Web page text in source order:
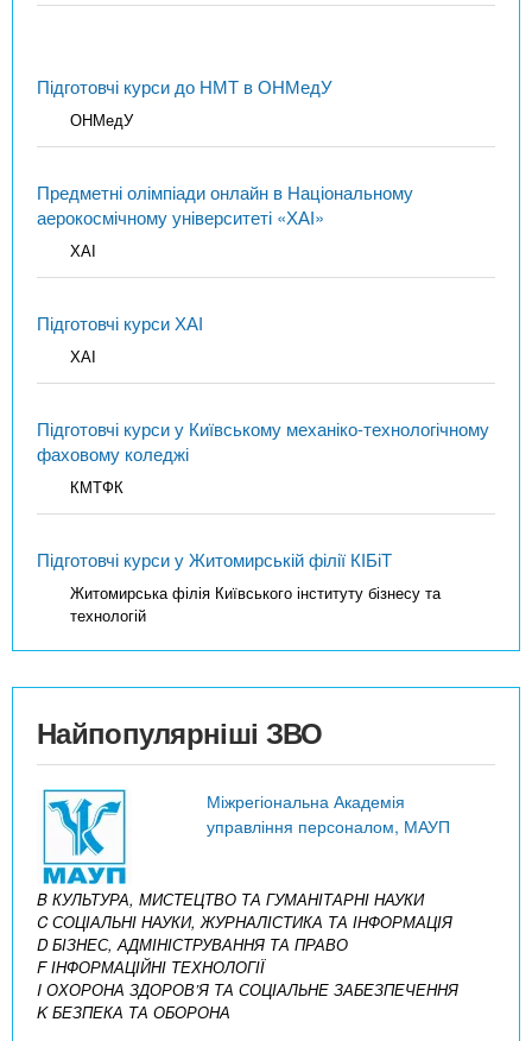
Підготовчі курси до НМТ в ОНМедУ
ОНМедУ
Предметні олімпіади онлайн в Національному
аерокосмічному університеті «ХАІ»
ХАІ
Підготовчі курси ХАІ
ХАІ
Підготовчі курси у Київському механіко-технологічному
фаховому коледжі
КМТФК
Підготовчі курси у Житомирській філії КІБіТ
Житомирська філія Київського інституту бізнесу та
технологій
Найпопулярніші ЗВО
Міжрегіональна Академія
управління персоналом, МАУП
B КУЛЬТУРА, МИСТЕЦТВО ТА ГУМАНІТАРНІ НАУКИ
C СОЦІАЛЬНІ НАУКИ, ЖУРНАЛІСТИКА ТА ІНФОРМАЦІЯ
D БІЗНЕС, АДМІНІСТРУВАННЯ ТА ПРАВО
F ІНФОРМАЦІЙНІ ТЕХНОЛОГІЇ
I ОХОРОНА ЗДОРОВ’Я ТА СОЦІАЛЬНЕ ЗАБЕЗПЕЧЕННЯ
K БЕЗПЕКА ТА ОБОРОНА